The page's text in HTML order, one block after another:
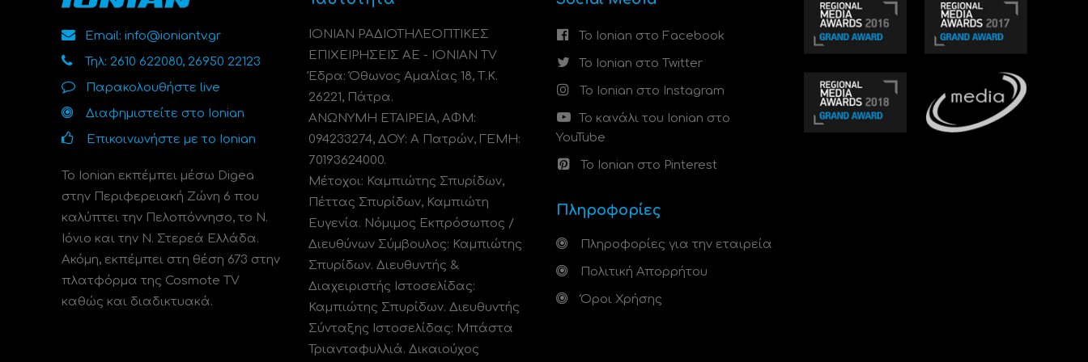
Email: info@ioniantv.gr
Τηλ: 2610 622080, 26950 22123
Παρακολουθήστε live
Διαφημιστείτε στο Ionian
Επικοινωνήστε με το Ionian
Το Ionian εκπέμπει μέσω Digea
στην Περιφερειακή Ζώνη 6 που
καλύπτει την Πελοπόννησο, το N.
Ιόνιο και την Ν. Στερεά Ελλάδα.
Ακόμη, εκπέμπει στη θέση 673 στην
πλατφόρμα της Cosmote TV
καθώς και διαδικτυακά.
ΙΟΝΙΑΝ ΡΑΔΙΟΤΗΛΕΟΠΤΙΚΕΣ
ΕΠΙΧΕΙΡΗΣΕΙΣ ΑΕ - IONIAN TV
Έδρα: Όθωνος Αμαλίας 18, Τ.Κ.
26221, Πάτρα.
ΑΝΩΝΥΜΗ ΕΤΑΙΡΕΙΑ, ΑΦΜ:
094233274, ΔΟΥ: A Πατρών, ΓΕΜΗ:
70193624000.
Μέτοχοι: Καμπιώτης Σπυρίδων,
Πέττας Σπυρίδων, Καμπιώτη
Ευγενία. Νόμιμος Εκπρόσωπος /
Διευθύνων Σύμβουλος: Καμπιώτης
Σπυρίδων. Διευθυντής &
Διαχειριστής Ιστοσελίδας:
Καμπιώτης Σπυρίδων. Διευθυντής
Σύνταξης Ιστοσελίδας: Μπάστα
Τριανταφυλλιά. Δικαιούχος
Το Ionian στο Facebook
Το Ionian στο Twitter
Το Ionian στο Instagram
Το κανάλι του Ionian στο
YouTube
Το Ionian στο Pinterest
Πληροφορίες
Πληροφορίες για την εταιρεία
Πολιτική Απορρήτου
Όροι Χρήσης